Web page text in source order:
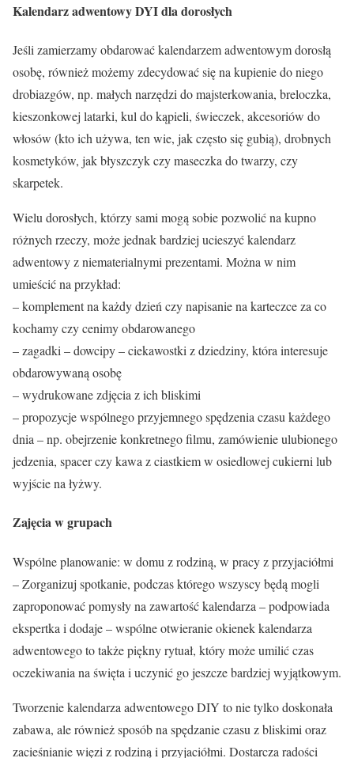
Kalendarz adwentowy DYI dla dorosłych
Jeśli zamierzamy obdarować kalendarzem adwentowym dorosłą
osobę, również możemy zdecydować się na kupienie do niego
drobiazgów, np. małych narzędzi do majsterkowania, breloczka,
kieszonkowej latarki, kul do kąpieli, świeczek, akcesoriów do
włosów (kto ich używa, ten wie, jak często się gubią), drobnych
kosmetyków, jak błyszczyk czy maseczka do twarzy, czy
skarpetek.
Wielu dorosłych, którzy sami mogą sobie pozwolić na kupno
różnych rzeczy, może jednak bardziej ucieszyć kalendarz
adwentowy z niematerialnymi prezentami. Można w nim
umieścić na przykład:
– komplement na każdy dzień czy napisanie na karteczce za co
kochamy czy cenimy obdarowanego
– zagadki – dowcipy – ciekawostki z dziedziny, która interesuje
obdarowywaną osobę
– wydrukowane zdjęcia z ich bliskimi
– propozycje wspólnego przyjemnego spędzenia czasu każdego
dnia – np. obejrzenie konkretnego filmu, zamówienie ulubionego
jedzenia, spacer czy kawa z ciastkiem w osiedlowej cukierni lub
wyjście na łyżwy.
Zajęcia w grupach
Wspólne planowanie: w domu z rodziną, w pracy z przyjaciółmi
– Zorganizuj spotkanie, podczas którego wszyscy będą mogli
zaproponować pomysły na zawartość kalendarza – podpowiada
ekspertka i dodaje – wspólne otwieranie okienek kalendarza
adwentowego to także piękny rytuał, który może umilić czas
oczekiwania na święta i uczynić go jeszcze bardziej wyjątkowym.
Tworzenie kalendarza adwentowego DIY to nie tylko doskonała
zabawa, ale również sposób na spędzanie czasu z bliskimi oraz
zacieśnianie więzi z rodziną i przyjaciółmi. Dostarcza radości